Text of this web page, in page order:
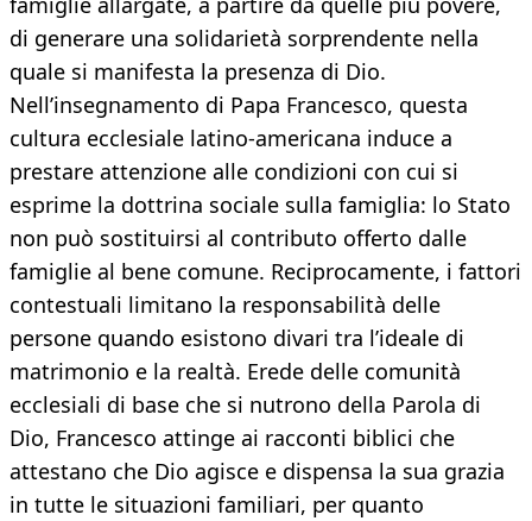
di generare una solidarietà sorprendente nella
quale si manifesta la presenza di Dio.
Nell’insegnamento di Papa Francesco, questa
cultura ecclesiale latino-americana induce a
prestare attenzione alle condizioni con cui si
esprime la dottrina sociale sulla famiglia: lo Stato
non può sostituirsi al contributo offerto dalle
famiglie al bene comune. Reciprocamente, i fattori
contestuali limitano la responsabilità delle
persone quando esistono divari tra l’ideale di
matrimonio e la realtà. Erede delle comunità
ecclesiali di base che si nutrono della Parola di
Dio, Francesco attinge ai racconti biblici che
attestano che Dio agisce e dispensa la sua grazia
in tutte le situazioni familiari, per quanto